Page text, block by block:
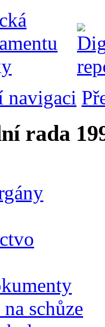
navigaci
rada
schůze